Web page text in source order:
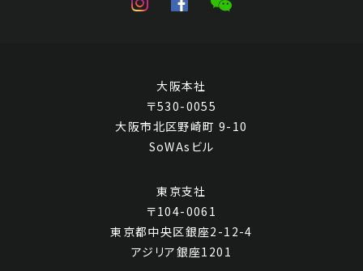
大阪本社
〒530-0055
大阪市北区野崎町 9-10
SoWAsビル
東京支社
〒104-0061
東京都中央区銀座2-12-4
アジリア銀座1201